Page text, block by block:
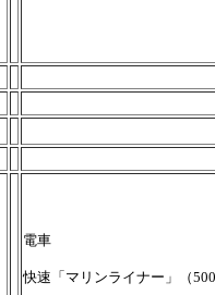
電車
快速「マリンライナー」（